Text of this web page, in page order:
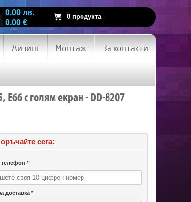
0 продукта
0.00 лв.
0.00 €
Лизинг Монтаж За контакти
E66 с голям екран - DD-8207
сега:
телефон *
доставка *